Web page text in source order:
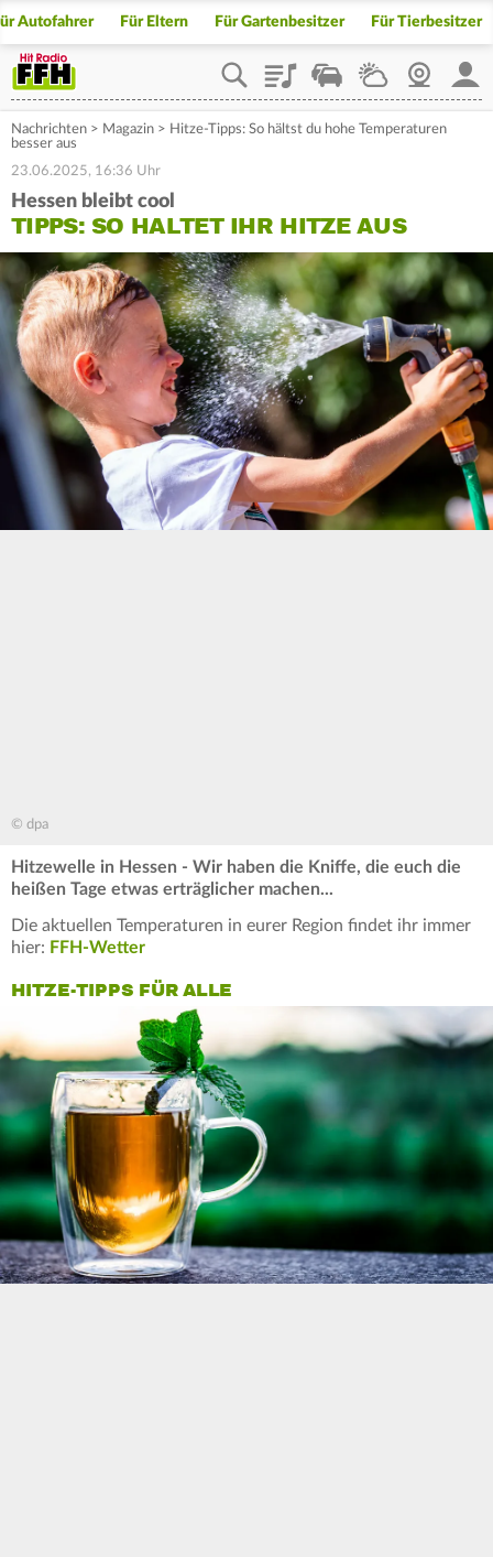
Autofahrer Für Eltern Für Gartenbesitzer Für Tierbesitzer
PlaylistStaupilotWetterWebcam
Nachrichten > Magazin > Hitze-Tipps: So hältst du hohe Temperaturen
besser aus
23.06.2025, 16:36 Uhr
Hessen bleibt cool
TIPPS: SO HALTET IHR HITZE AUS
© dpa
Hitzewelle in Hessen - Wir haben die Kniffe, die euch die
heißen Tage etwas erträglicher machen...
Die aktuellen Temperaturen in eurer Region findet ihr immer
hier: FFH-Wetter
HITZE-TIPPS FÜR ALLE